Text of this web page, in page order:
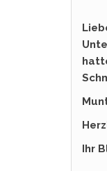
Ihr